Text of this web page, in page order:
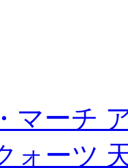
マーチ
ォーツ